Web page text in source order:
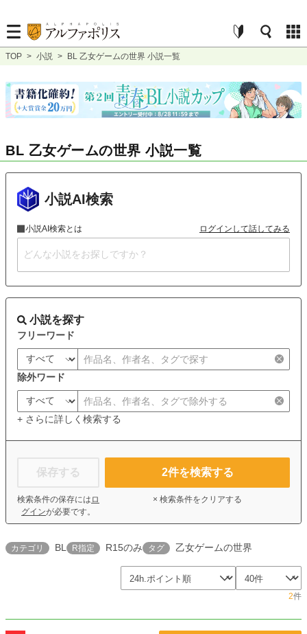
TOP > 小説 > BL 乙女ゲームの世界 小説一覧
BL 乙女ゲームの世界 小説一覧
小説AI検索
小説AI検索とは ログインして話してみる
小説を探す
フリーワード
除外ワード
+ さらに詳しく検索する
保存する
検索条件の保存には ロ
グインが必要です。
2件を検索する
× 検索条件をクリアする
カテゴリ BL R指定 R15のみ タグ 乙女ゲームの世界
2件